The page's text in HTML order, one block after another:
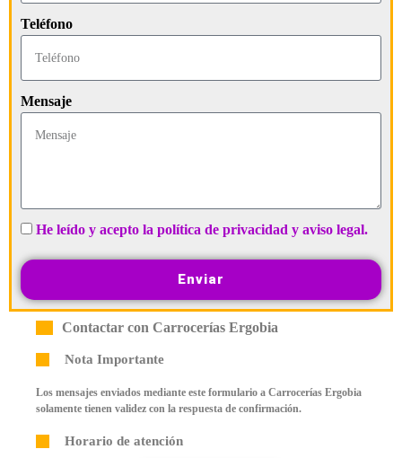
Teléfono
Mensaje
He leído y acepto la política de privacidad y aviso legal.
Enviar
Contactar con Carrocerías Ergobia
Nota Importante
Los mensajes enviados mediante este formulario a Carrocerías Ergobia
solamente tienen validez con la respuesta de confirmación.
Horario de atención